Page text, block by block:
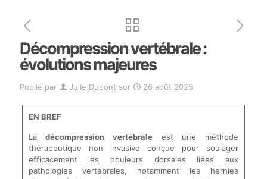
Décompression vertébrale :
évolutions majeures
Publié par Julie Dupont sur 26 août 2025
EN BREF
Ladécompression vertébrale est une méthode
thérapeutique non invasive conçue pour soulager
efficacement les douleurs dorsales liées aux
pathologies vertébrales, notamment les hernies